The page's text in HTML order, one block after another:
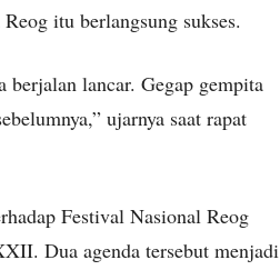
itu berlangsung sukses.
berjalan lancar. Gegap gempita
ujarnya saat rapat
Festival Nasional Reog
Dua agenda tersebut menjadi